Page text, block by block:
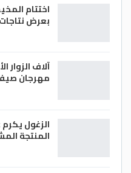
اختتام
بعرض
آلاف الزوار
مهرجان
الزغول
المنتجة